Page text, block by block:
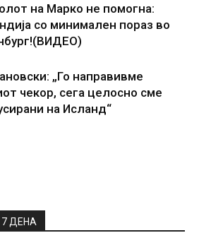
на Марко не помогна:
со минимален пораз во
„Го направивме
чекор, сега целосно сме
на Исланд“
ДЕНА